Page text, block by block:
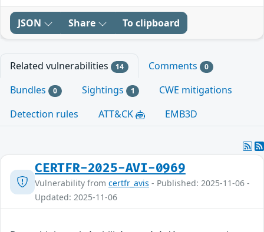
JSON Share To clipboard
Related vulnerabilities 14 Comments 0
Bundles 0 Sightings 1
CWE mitigations
Detection rules
ATT&CK EMB3D
CERTFR-2025-AVI-0969
Vulnerability from certfr_avis - Published: 2025-11-06 -
Updated: 2025-11-06